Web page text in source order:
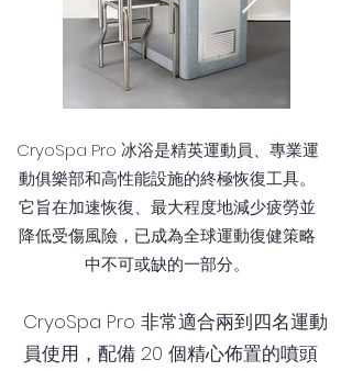
CryoSpa Pro 冰浴是精英運動員、專業運
動俱樂部和高性能設施的終極恢復工具。
它旨在加速恢復、最大程度地減少疲勞並
降低受傷風險，已成為全球運動復健策略
中不可或缺的一部分。
CryoSpa Pro 非常適合兩到四名運動
員使用，配備 20 個精心佈置的噴頭